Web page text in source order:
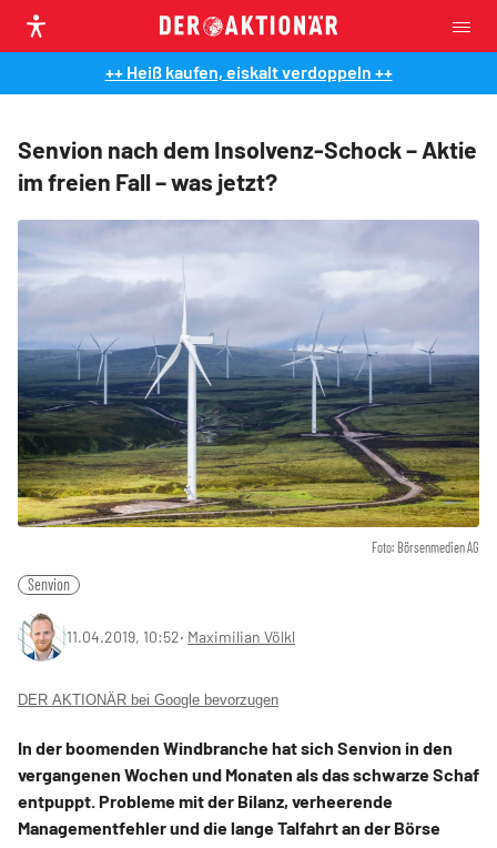
++ Heiß kaufen, eiskalt verdoppeln ++
Senvion nach dem Insolvenz-Schock – Aktie
im freien Fall – was jetzt?
Foto: Börsenmedien AG
Senvion
11.04.2019, 10:52‧ Maximilian Völkl
DER AKTIONÄR bei Google bevorzugen
In der boomenden Windbranche hat sich Senvion in den
vergangenen Wochen und Monaten als das schwarze Schaf
entpuppt. Probleme mit der Bilanz, verheerende
Managementfehler und die lange Talfahrt an der Börse